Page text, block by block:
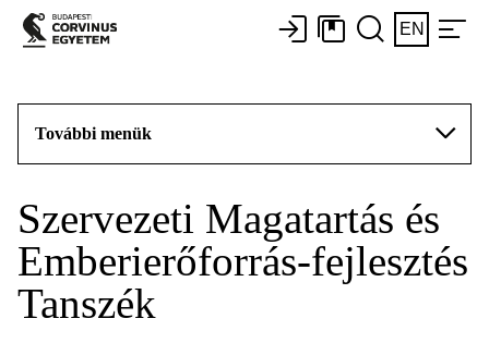
EN
További menük
Szervezeti Magatartás és
Emberierőforrás-fejlesztés
Tanszék